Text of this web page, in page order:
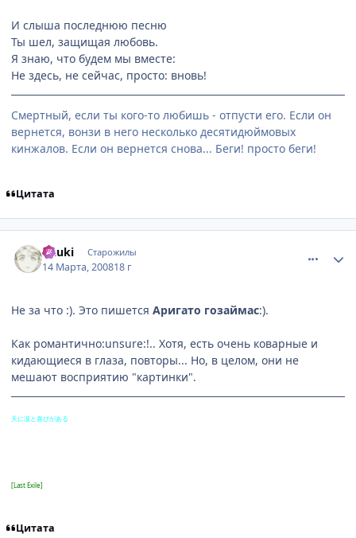
И слыша последнюю песню
Ты шел, защищая любовь.
Я знаю, что будем мы вместе:
Не здесь, не сейчас, просто: вновь!
Смертный, если ты кого-то любишь - отпусти его. Если он
вернется, вонзи в него несколько десятидюймовых
кинжалов. Если он вернется снова... Беги! просто беги!
Цитата
Uzuki Старожилы
14 Марта, 200818 г
Не за что :). Это пишется Аригато гозаймас:).
Как романтично:unsure:!.. Хотя, есть очень коварные и
кидающиеся в глаза, повторы... Но, в целом, они не
мешают восприятию "картинки".
天に涙と喜びがある
[Last Exile]
Цитата